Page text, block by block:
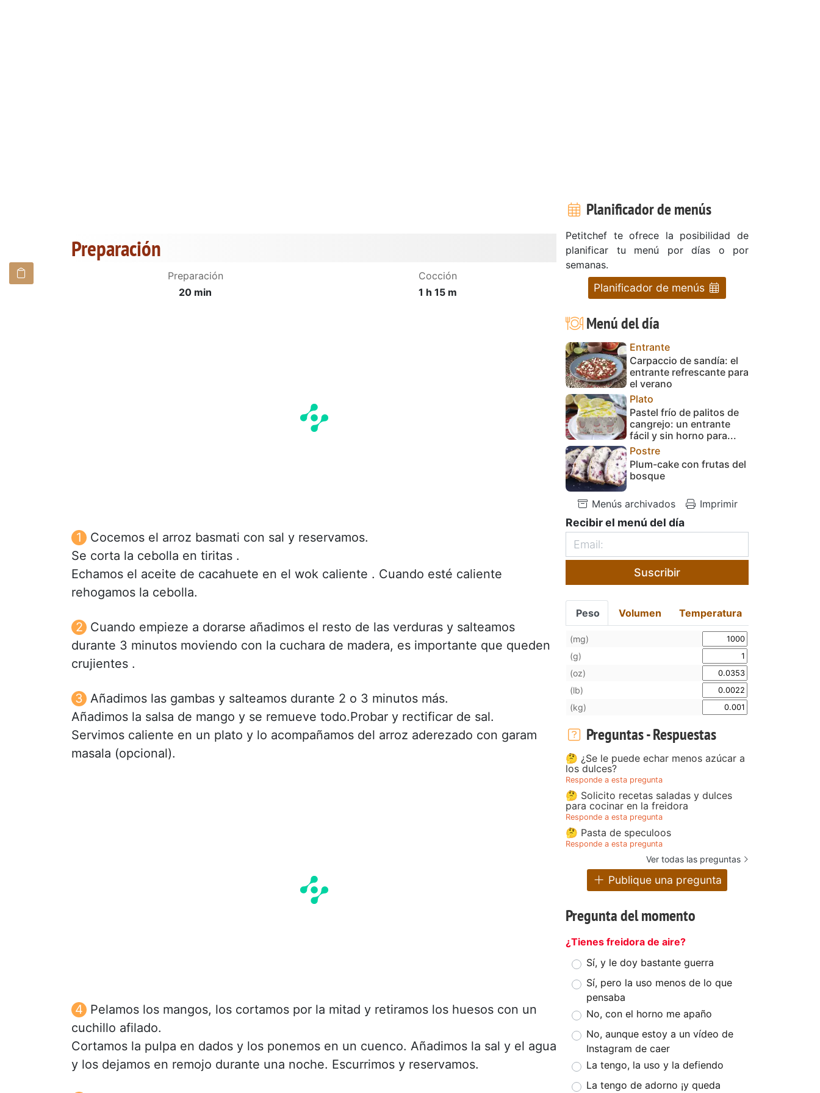
Preparación
Preparación
20 min
Cocción
1 h 15 m
Cocemos el arroz basmati con sal y reservamos.
Se corta la cebolla en tiritas .
Echamos el aceite de cacahuete en el wok caliente . Cuando esté caliente
rehogamos la cebolla.
Cuando empieze a dorarse añadimos el resto de las verduras y salteamos
durante 3 minutos moviendo con la cuchara de madera, es importante que queden
crujientes .
Añadimos las gambas y salteamos durante 2 o 3 minutos más.
Añadimos la salsa de mango y se remueve todo.Probar y rectificar de sal.
Servimos caliente en un plato y lo acompañamos del arroz aderezado con garam
masala (opcional).
Pelamos los mangos, los cortamos por la mitad y retiramos los huesos con un
cuchillo afilado.
Cortamos la pulpa en dados y los ponemos en un cuenco. Añadimos la sal y el agua
y los dejamos en remojo durante una noche. Escurrimos y reservamos.
Planificador de menús
Petitchef te ofrece la posibilidad de
planificar tu menú por días o por
semanas.
Planificador de menús
Menú del día
Entrante
Carpaccio de sandía: el
entrante refrescante para
el verano
Plato
Pastel frío de palitos de
cangrejo: un entrante
fácil y sin horno para...
Postre
Plum-cake con frutas del
bosque
Menús archivados Imprimir
Recibir el menú del día
Suscribir
Peso Volumen Temperatura
(mg)
(g)
(oz)
(lb)
(kg)
Preguntas - Respuestas
🤔 ¿Se le puede echar menos azúcar a
los dulces?
Responde a esta pregunta
🤔 Solicito recetas saladas y dulces
para cocinar en la freidora
Responde a esta pregunta
🤔 Pasta de speculoos
Responde a esta pregunta
Ver todas las preguntas
Publique una pregunta
Pregunta del momento
¿Tienes freidora de aire?
Sí, y le doy bastante guerra
Sí, pero la uso menos de lo que
pensaba
No, con el horno me apaño
No, aunque estoy a un vídeo de
Instagram de caer
La tengo, la uso y la defiendo
La tengo de adorno ¡y queda